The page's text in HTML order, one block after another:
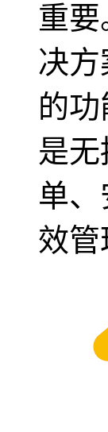
重
决
的
是
单
效管